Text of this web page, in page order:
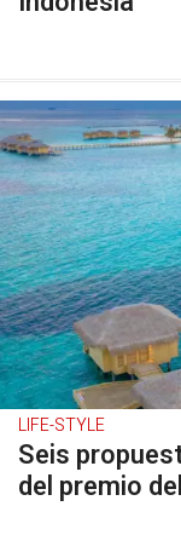
LIFE-STYLE
Seis
del premio